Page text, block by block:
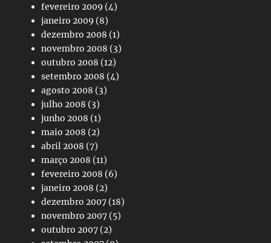
fevereiro 2009 (4)
janeiro 2009 (8)
dezembro 2008 (1)
novembro 2008 (3)
outubro 2008 (12)
setembro 2008 (4)
agosto 2008 (3)
julho 2008 (3)
junho 2008 (1)
maio 2008 (2)
abril 2008 (7)
março 2008 (11)
fevereiro 2008 (6)
janeiro 2008 (2)
dezembro 2007 (18)
novembro 2007 (5)
outubro 2007 (2)